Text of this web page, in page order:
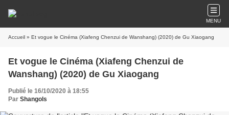
MENU
Accueil » Et vogue le Cinéma (Xiafeng Chenzui de Wanshang) (2020) de Gu Xiaogang
Et vogue le Cinéma (Xiafeng Chenzui de
Wanshang) (2020) de Gu Xiaogang
Publié le 16/10/2020 à 18:55
Par Shangols